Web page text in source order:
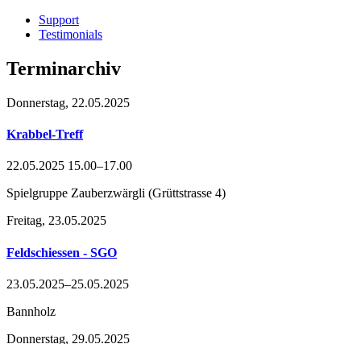
Support
Testimonials
Terminarchiv
Donnerstag, 22.05.2025
Krabbel-Treff
22.05.2025 15.00–17.00
Spielgruppe Zauberzwärgli (Grüttstrasse 4)
Freitag, 23.05.2025
Feldschiessen - SGO
23.05.2025–25.05.2025
Bannholz
Donnerstag, 29.05.2025